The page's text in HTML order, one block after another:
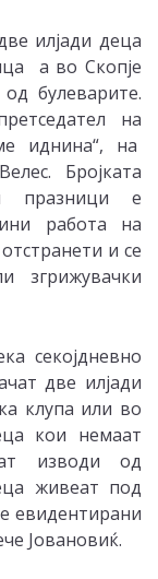
илјади деца
а во Скопје
булеварите.
на
иднина“, на
Бројката
празници е
работа на
и се
згрижувачки
секојдневно
две илјади
клупа или во
кои немаат
изводи од
живеат под
евидентирани
Јовановиќ.